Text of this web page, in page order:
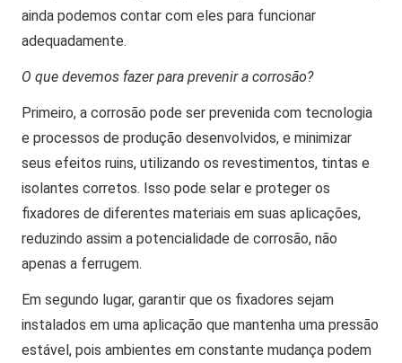
ainda podemos contar com eles para funcionar
adequadamente.
O que devemos fazer para prevenir a corrosão?
Primeiro, a corrosão pode ser prevenida com tecnologia
e processos de produção desenvolvidos, e minimizar
seus efeitos ruins, utilizando os revestimentos, tintas e
isolantes corretos. Isso pode selar e proteger os
fixadores de diferentes materiais em suas aplicações,
reduzindo assim a potencialidade de corrosão, não
apenas a ferrugem.
Em segundo lugar, garantir que os fixadores sejam
instalados em uma aplicação que mantenha uma pressão
estável, pois ambientes em constante mudança podem